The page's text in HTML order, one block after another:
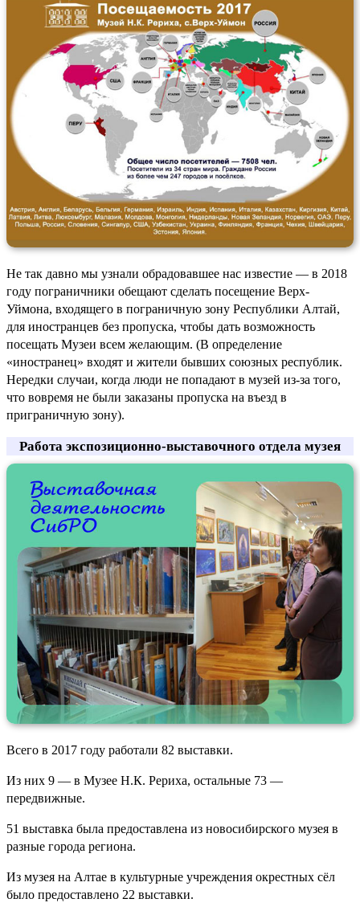
Не так давно мы узнали обрадовавшее нас известие — в 2018
году пограничники обещают сделать посещение Верх-
Уймона, входящего в пограничную зону Республики Алтай,
для иностранцев без пропуска, чтобы дать возможность
посещать Музеи всем желающим. (В определение
«иностранец» входят и жители бывших союзных республик.
Нередки случаи, когда люди не попадают в музей из-за того,
что вовремя не были заказаны пропуска на въезд в
приграничную зону).
Работа экспозиционно-выставочного отдела музея
Всего в 2017 году работали 82 выставки.
Из них 9 — в Музее Н.К. Рериха, остальные 73 —
передвижные.
51 выставка была предоставлена из новосибирского музея в
разные города региона.
Из музея на Алтае в культурные учреждения окрестных сёл
было предоставлено 22 выставки.